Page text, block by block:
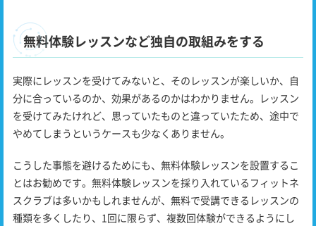
無料体験レッスンなど独自の取組みをする
実際にレッスンを受けてみないと、そのレッスンが楽しいか、自
分に合っているのか、効果があるのかはわかりません。レッスン
を受けてみたけれど、思っていたものと違っていたため、途中で
やめてしまうというケースも少なくありません。
こうした事態を避けるためにも、無料体験レッスンを設置するこ
とはお勧めです。無料体験レッスンを採り入れているフィットネ
スクラブは多いかもしれませんが、無料で受講できるレッスンの
種類を多くしたり、1回に限らず、複数回体験ができるようにし